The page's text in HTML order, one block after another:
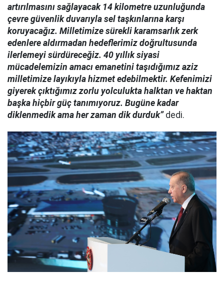
artırılmasını sağlayacak 14 kilometre uzunluğunda
çevre güvenlik duvarıyla sel taşkınlarına karşı
koruyacağız. Milletimize sürekli karamsarlık zerk
edenlere aldırmadan hedeflerimiz doğrultusunda
ilerlemeyi sürdüreceğiz. 40 yıllık siyasi
mücadelemizin amacı emanetini taşıdığımız aziz
milletimize layıkıyla hizmet edebilmektir. Kefenimizi
giyerek çıktığımız zorlu yolculukta halktan ve haktan
başka hiçbir güç tanımıyoruz. Bugüne kadar
diklenmedik ama her zaman dik durduk”dedi.